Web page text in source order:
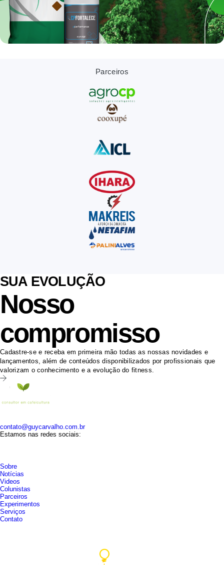
Parceiros
SUA EVOLUÇÃO
Nosso
compromisso
Cadastre-se e receba em primeira mão todas as nossas novidades e
lançamentos, além de conteúdos disponibilizados por profissionais que
valorizam o conhecimento e a evolução do fitness.
contato@guycarvalho.com.br
Estamos nas redes sociais:
Sobre
Notícias
Videos
Colunistas
Parceiros
Experimentos
Serviços
Contato